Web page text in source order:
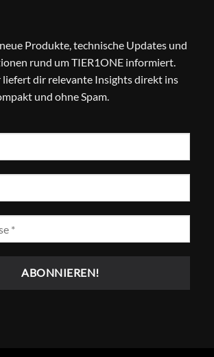
Produkte, technische Updates und
rund um TIER1ONE informiert.
dir relevante Insights direkt ins
und ohne Spam.